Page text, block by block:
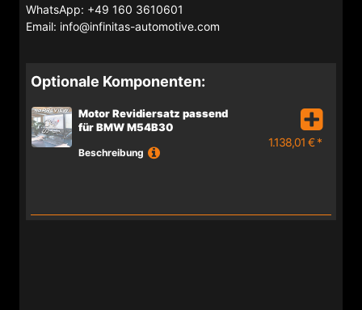
WhatsApp: +49 160 3610601
Email: info@infinitas-automotive.com
Optionale Komponenten:
Motor Revidiersatz passend
für BMW M54B30
Beschreibung
1.138,01 € *